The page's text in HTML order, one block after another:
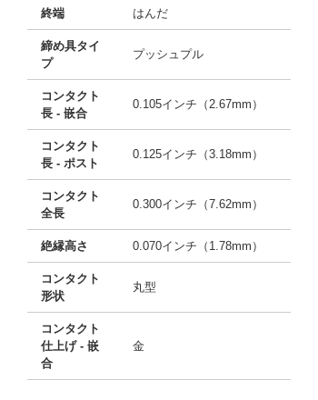
終端 はんだ
締め具タイ
プ
プッシュプル
コンタクト
長 - 嵌合
0.105インチ（2.67mm）
コンタクト
長 - ポスト
0.125インチ（3.18mm）
コンタクト
全長
0.300インチ（7.62mm）
絶縁高さ 0.070インチ（1.78mm）
コンタクト
形状
丸型
コンタクト
仕上げ - 嵌
合
金